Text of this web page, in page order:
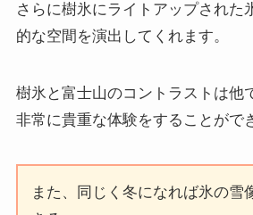
さらに樹氷にライトアップされた
的な空間を演出してくれます。
樹氷と富士山のコントラストは他
非常に貴重な体験をすることがで
また、同じく冬になれば氷の雪